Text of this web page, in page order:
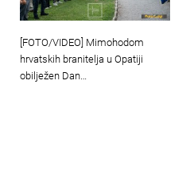
[FOTO/VIDEO] Mimohodom
hrvatskih branitelja u Opatiji
obilježen Dan…